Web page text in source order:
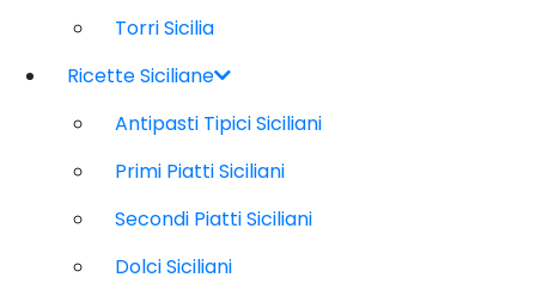
Torri Sicilia
Ricette Siciliane
Antipasti Tipici Siciliani
Primi Piatti Siciliani
Secondi Piatti Siciliani
Dolci Siciliani